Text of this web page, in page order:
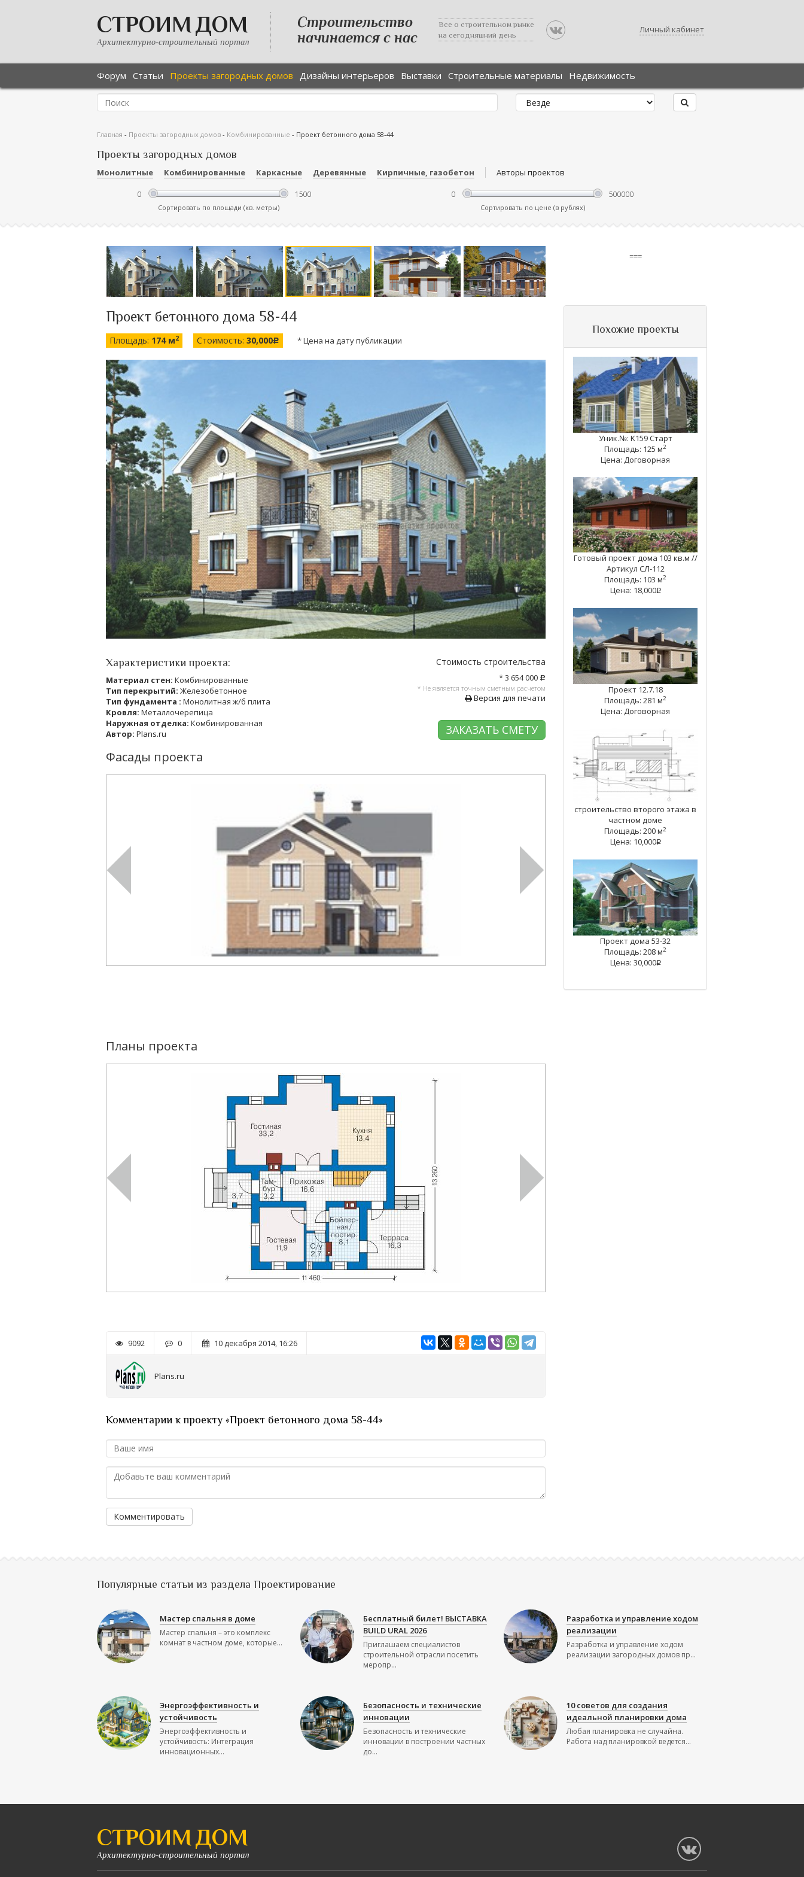
СТРОИМ ДОМ
Архитектурно-строительный портал
Строительство
начинается с нас
Все о строительном рынке
на сегодняшний день
Личный кабинет
Форум Статьи Проекты загородных домов Дизайны интерьеров Выставки Строительные материалы Недвижимость
Главная - Проекты загородных домов - Комбинированные - Проект бетонного дома 58-44
Проекты загородных домов
Монолитные Комбинированные Каркасные Деревянные Кирпичные, газобетон Авторы проектов
Сортировать по площади (кв. метры) Сортировать по цене (в рублях)
Проект бетонного дома 58-44
Площадь: 174 м2 Стоимость: 30,000c * Цена на дату публикации
Характеристики проекта:
Материал стен: Комбинированные
Тип перекрытий: Железобетонное
Тип фундамента : Монолитная ж/б плита
Кровля: Металлочерепица
Наружная отделка: Комбинированная
Автор: Plans.ru
Стоимость строительства
* 3 654 000 c
* Не является точным сметным расчетом
Версия для печати
ЗАКАЗАТЬ СМЕТУ
Фасады проекта
Планы проекта
9092 0 10 декабря 2014, 16:26
Plans.ru
Комментарии к проекту «Проект бетонного дома 58-44»
Комментировать
===
Похожие проекты
Уник.№: K159 Старт
Площадь: 125 м2
Цена: Договорная
Готовый проект дома 103 кв.м //
Артикул СЛ-112
Площадь: 103 м2
Цена: 18,000q
Проект 12.7.18
Площадь: 281 м2
Цена: Договорная
строительство второго этажа в
частном доме
Площадь: 200 м2
Цена: 10,000q
Проект дома 53-32
Площадь: 208 м2
Цена: 30,000q
Популярные статьи из раздела Проектирование
Мастер спальня в доме
Мастер спальня – это комплекс
комнат в частном доме, которые...
Бесплатный билет! ВЫСТАВКА
BUILD URAL 2026
Приглашаем специалистов
строительной отрасли посетить
меропр...
Разработка и управление ходом
реализации
Разработка и управление ходом
реализации загородных домов пр...
Энергоэффективность и
устойчивость
Энергоэффективность и
устойчивость: Интеграция
инновационных...
Безопасность и технические
инновации
Безопасность и технические
инновации в построении частных
до...
10 советов для создания
идеальной планировки дома
Любая планировка не случайна.
Работа над планировкой ведется...
СТРОИМ ДОМ
Архитектурно-строительный портал